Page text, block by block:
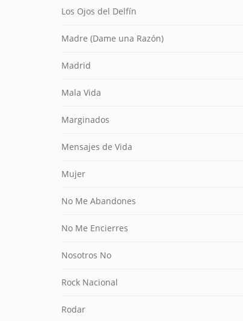
Los Ojos del Delfín
Madre (Dame una Razón)
Madrid
Mala Vida
Marginados
Mensajes de Vida
Mujer
No Me Abandones
No Me Encierres
Nosotros No
Rock Nacional
Rodar